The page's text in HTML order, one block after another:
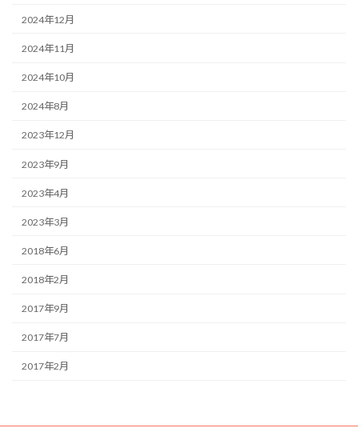
2024年12月
2024年11月
2024年10月
2024年8月
2023年12月
2023年9月
2023年4月
2023年3月
2018年6月
2018年2月
2017年9月
2017年7月
2017年2月